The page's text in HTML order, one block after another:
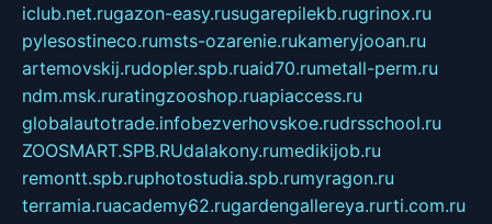
iclub.net.rugazon-easy.rusugarepilekb.rugrinox.ru
pylesostineco.rumsts-ozarenie.rukameryjooan.ru
artemovskij.rudopler.spb.ruaid70.rumetall-perm.ru
ndm.msk.ruratingzooshop.ruapiaccess.ru
globalautotrade.infobezverhovskoe.rudrsschool.ru
ZOOSMART.SPB.RUdalakony.rumedikijob.ru
remontt.spb.ruphotostudia.spb.rumyragon.ru
terramia.ruacademy62.rugardengallereya.rurti.com.ru